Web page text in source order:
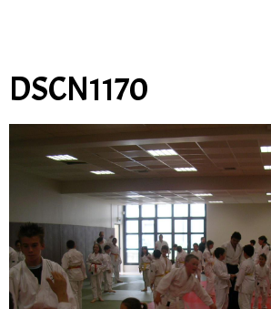
DSCN1170